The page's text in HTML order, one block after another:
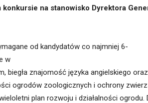
konkursie na stanowisko Dyrektora
od kandydatów co najmniej 6-
w
biegła znajomość języka angielskiego oraz
ogrodów zoologicznych i ochrony
plan rozwoju i działalności ogrodu.